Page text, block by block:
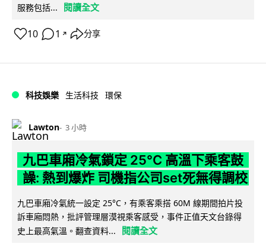
服務包括...
閱讀全文
10 1 ↗ 分享
科技娛樂 生活科技 環保
Lawton 3 小時
九巴車廂冷氣鎖定 25°C 高溫下乘客鼓
譟: 熱到爆炸 司機指公司set死無得調校
九巴車廂冷氣統一設定 25°C，有乘客乘搭 60M 線期間拍片投
訴車廂悶熱，批評管理層漠視乘客感受，事件正值天文台錄得
史上最高氣溫。翻查資料...
閱讀全文